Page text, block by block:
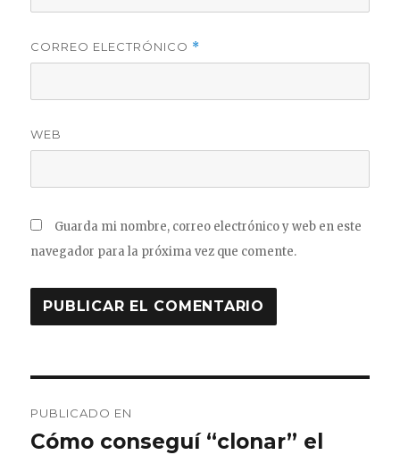
CORREO ELECTRÓNICO *
WEB
Guarda mi nombre, correo electrónico y web en este
navegador para la próxima vez que comente.
de
PUBLICADO EN
Cómo conseguí “clonar” el